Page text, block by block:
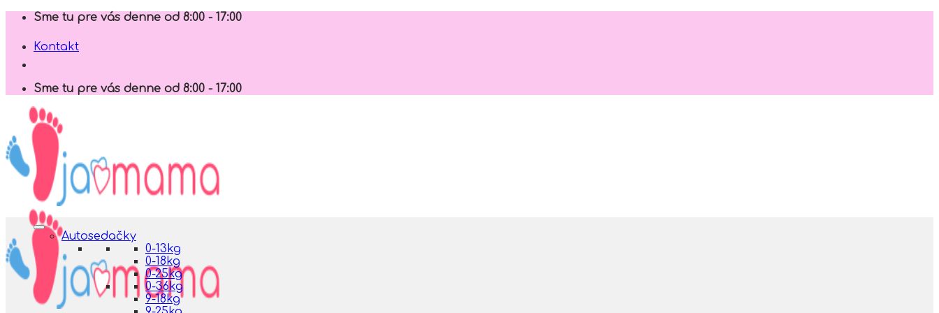
Skip
content
Sme tu pre vás denne od 8:00 - 17:00
Kontakt
Sme tu pre vás denne od 8:00 - 17:00
Autosedačky
0-13kg
0-18kg
0-25kg
0-36kg
9-18kg